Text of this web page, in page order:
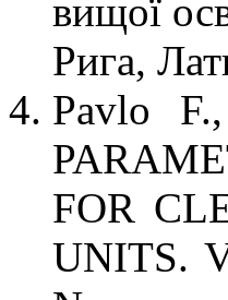
вищої
Рига,
Pavlo
FOR
UNITS.